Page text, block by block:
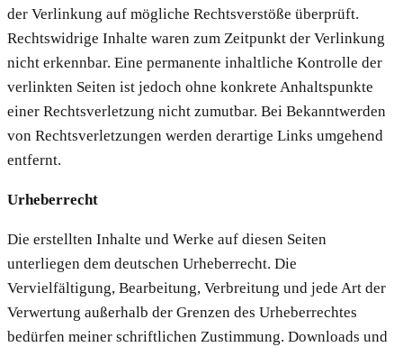
der Verlinkung auf mögliche Rechtsverstöße überprüft.
Rechtswidrige Inhalte waren zum Zeitpunkt der Verlinkung
nicht erkennbar. Eine permanente inhaltliche Kontrolle der
verlinkten Seiten ist jedoch ohne konkrete Anhaltspunkte
einer Rechtsverletzung nicht zumutbar. Bei Bekanntwerden
von Rechtsverletzungen werden derartige Links umgehend
entfernt.
Urheberrecht
Die erstellten Inhalte und Werke auf diesen Seiten
unterliegen dem deutschen Urheberrecht. Die
Vervielfältigung, Bearbeitung, Verbreitung und jede Art der
Verwertung außerhalb der Grenzen des Urheberrechtes
bedürfen meiner schriftlichen Zustimmung. Downloads und